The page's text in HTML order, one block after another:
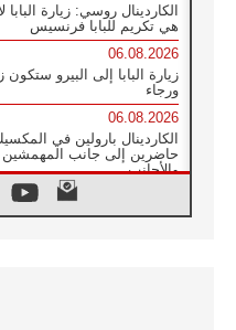
الكاردينال روسي: زيارة البابا
هي تكريم للبابا فرنسيس
06.08.2026
زيارة البابا إلى البيرو
ورجاء
06.08.2026
الكاردينال بارولين في
حاضرين إلى جانب المهمشين
والأجانب
البابا لاوُن الرابع عشر